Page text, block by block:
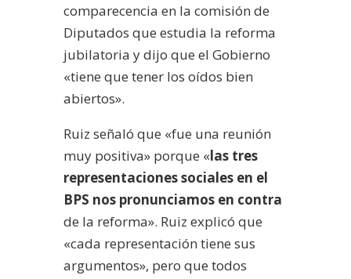
comparecencia en la comisión de
Diputados que estudia la reforma
jubilatoria y dijo que el Gobierno
«tiene que tener los oídos bien
abiertos».
Ruiz señaló que «fue una reunión
muy positiva» porque «las tres
representaciones sociales en el
BPS nos pronunciamos en contra
de la reforma». Ruiz explicó que
«cada representación tiene sus
argumentos», pero que todos